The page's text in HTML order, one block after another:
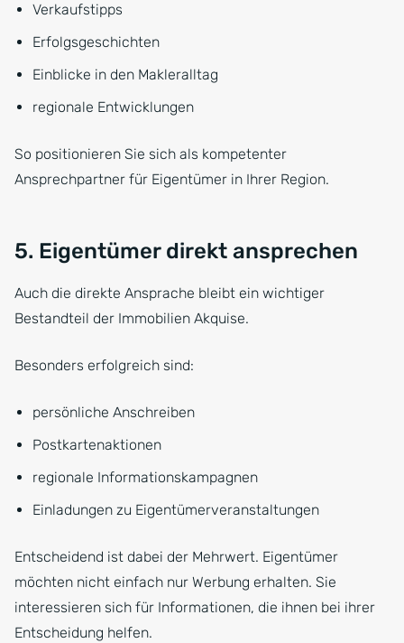
Verkaufstipps
Erfolgsgeschichten
Einblicke in den Makleralltag
regionale Entwicklungen
So positionieren Sie sich als kompetenter
Ansprechpartner für Eigentümer in Ihrer Region.
5. Eigentümer direkt ansprechen
Auch die direkte Ansprache bleibt ein wichtiger
Bestandteil der Immobilien Akquise.
Besonders erfolgreich sind:
persönliche Anschreiben
Postkartenaktionen
regionale Informationskampagnen
Einladungen zu Eigentümerveranstaltungen
Entscheidend ist dabei der Mehrwert. Eigentümer
möchten nicht einfach nur Werbung erhalten. Sie
interessieren sich für Informationen, die ihnen bei ihrer
Entscheidung helfen.